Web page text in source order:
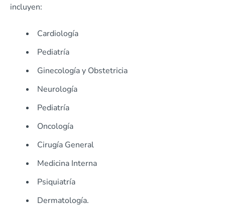
incluyen:
Cardiología
Pediatría
Ginecología y Obstetricia
Neurología
Pediatría
Oncología
Cirugía General
Medicina Interna
Psiquiatría
Dermatología.